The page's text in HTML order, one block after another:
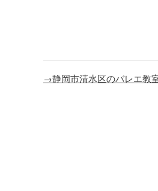
→静岡市清水区のバレエ教